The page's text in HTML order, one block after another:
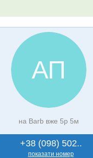
АП
на Barb вже 5р 5м
+38 (098) 502..
показати номер